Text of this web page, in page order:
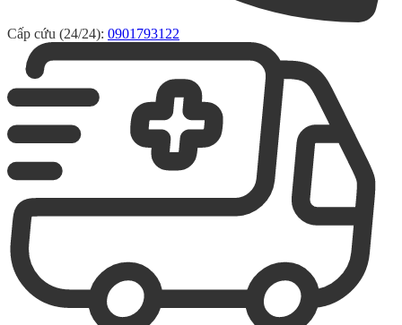
Cấp cứu (24/24): 0901793122